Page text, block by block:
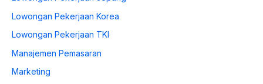
Lowongan Pekerjaan Korea
Lowongan Pekerjaan TKI
Manajemen Pemasaran
Marketing